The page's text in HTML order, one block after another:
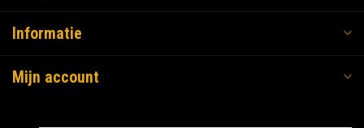
Informatie
Mijn account